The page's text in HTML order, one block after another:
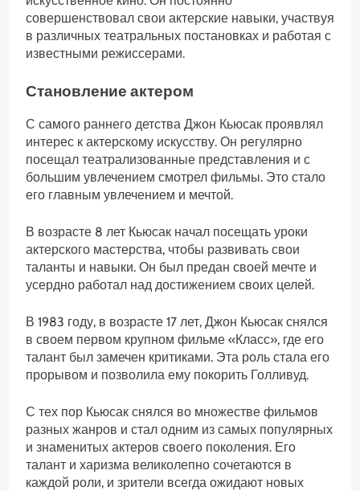
совершенствовал свои актерские навыки, участвуя
в различных театральных постановках и работая с
известными режиссерами.
Становление актером
С самого раннего детства Джон Кьюсак проявлял
интерес к актерскому искусству. Он регулярно
посещал театрализованные представления и с
большим увлечением смотрел фильмы. Это стало
его главным увлечением и мечтой.
В возрасте 8 лет Кьюсак начал посещать уроки
актерского мастерства, чтобы развивать свои
таланты и навыки. Он был предан своей мечте и
усердно работал над достижением своих целей.
В 1983 году, в возрасте 17 лет, Джон Кьюсак снялся
в своем первом крупном фильме «Класс», где его
талант был замечен критиками. Эта роль стала его
прорывом и позволила ему покорить Голливуд.
С тех пор Кьюсак снялся во множестве фильмов
разных жанров и стал одним из самых популярных
и знаменитых актеров своего поколения. Его
талант и харизма великолепно сочетаются в
каждой роли, и зрители всегда ожидают новых